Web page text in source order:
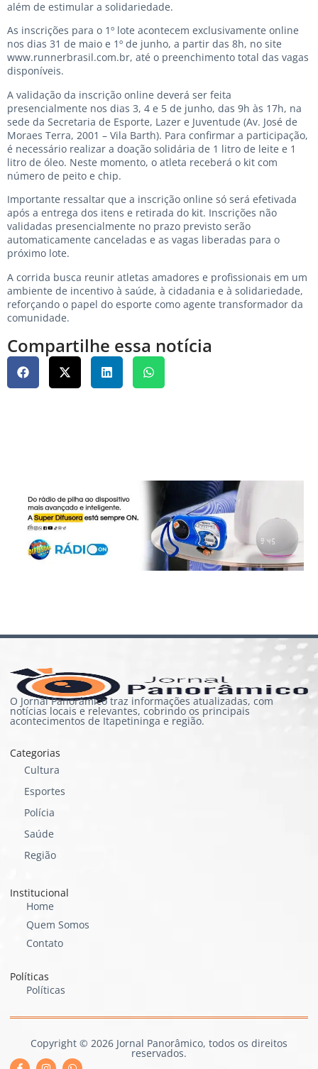
além de estimular a solidariedade.
As inscrições para o 1º lote acontecem exclusivamente online
nos dias 31 de maio e 1º de junho, a partir das 8h, no site
www.runnerbrasil.com.br, até o preenchimento total das vagas
disponíveis.
A validação da inscrição online deverá ser feita
presencialmente nos dias 3, 4 e 5 de junho, das 9h às 17h, na
sede da Secretaria de Esporte, Lazer e Juventude (Av. José de
Moraes Terra, 2001 – Vila Barth). Para confirmar a participação,
é necessário realizar a doação solidária de 1 litro de leite e 1
litro de óleo. Neste momento, o atleta receberá o kit com
número de peito e chip.
Importante ressaltar que a inscrição online só será efetivada
após a entrega dos itens e retirada do kit. Inscrições não
validadas presencialmente no prazo previsto serão
automaticamente canceladas e as vagas liberadas para o
próximo lote.
A corrida busca reunir atletas amadores e profissionais em um
ambiente de incentivo à saúde, à cidadania e à solidariedade,
reforçando o papel do esporte como agente transformador da
comunidade.
Compartilhe essa notícia
O Jornal Panorâmico traz informações atualizadas, com
notícias locais e relevantes, cobrindo os principais
acontecimentos de Itapetininga e região.
Categorias
Cultura
Esportes
Polícia
Saúde
Região
Institucional
Home
Quem Somos
Contato
Políticas
Políticas
Copyright © 2026 Jornal Panorâmico, todos os direitos
reservados.